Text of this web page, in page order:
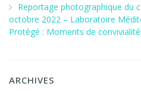
Reportage photographique du
octobre 2022 – Laboratoire
Protégé : Moments de
ARCHIVES